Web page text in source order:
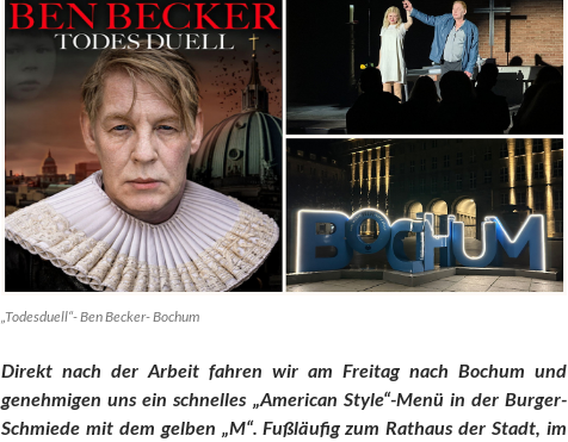
„Todesduell“- Ben Becker- Bochum
Direkt nach der Arbeit fahren wir am Freitag nach Bochum und
genehmigen uns ein schnelles „American Style“-Menü in der Burger-
Schmiede mit dem gelben „M“. Fußläufig zum Rathaus der Stadt, im